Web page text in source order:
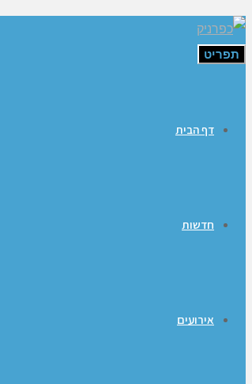
תפריט
דף הבית
חדשות
אירועים